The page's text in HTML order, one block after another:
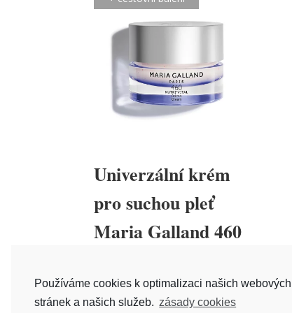
Univerzální krém
pro suchou pleť
Maria Galland 460
800Kč–2 589Kč
Používáme cookies k optimalizaci našich webových
stránek a našich služeb. zásady cookies